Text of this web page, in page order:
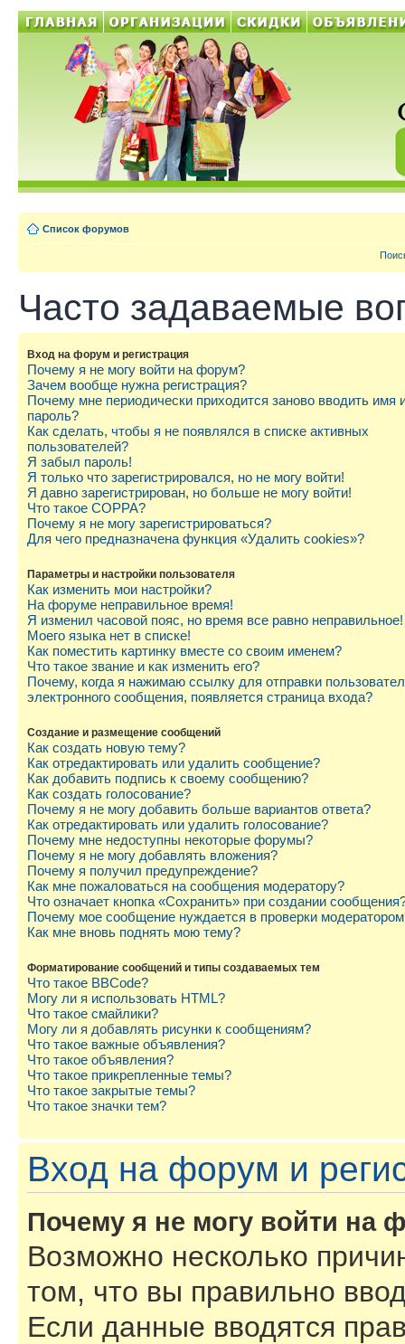
Список форумов
Часто задаваемые
Вход на форум и регистрация
Почему я не могу войти на форум?
Зачем вообще нужна регистрация?
Почему мне периодически приходится заново вводить имя
пароль?
Как сделать, чтобы я не появлялся в списке активных
пользователей?
Я забыл пароль!
Я только что зарегистрировался, но не могу войти!
Я давно зарегистрирован, но больше не могу войти!
Что такое COPPA?
Почему я не могу зарегистрироваться?
Для чего предназначена функция «Удалить cookies»?
Параметры и настройки пользователя
Как изменить мои настройки?
На форуме неправильное время!
Я изменил часовой пояс, но время все равно неправильное!
Моего языка нет в списке!
Как поместить картинку вместе со своим именем?
Что такое звание и как изменить его?
Почему, когда я нажимаю ссылку для отправки
электронного сообщения, появляется страница входа?
Создание и размещение сообщений
Как создать новую тему?
Как отредактировать или удалить сообщение?
Как добавить подпись к своему сообщению?
Как создать голосование?
Почему я не могу добавить больше вариантов ответа?
Как отредактировать или удалить голосование?
Почему мне недоступны некоторые форумы?
Почему я не могу добавлять вложения?
Почему я получил предупреждение?
Как мне пожаловаться на сообщения модератору?
Что означает кнопка «Сохранить» при создании
Почему мое сообщение нуждается в проверки
Как мне вновь поднять мою тему?
Форматирование сообщений и типы создаваемых тем
Что такое BBCode?
Могу ли я использовать HTML?
Что такое смайлики?
Могу ли я добавлять рисунки к сообщениям?
Что такое важные объявления?
Что такое объявления?
Что такое прикрепленные темы?
Что такое закрытые темы?
Что такое значки тем?
Вход на форум и
Почему я не могу войти на
Возможно несколько
том, что вы правильно
Если данные вводятся